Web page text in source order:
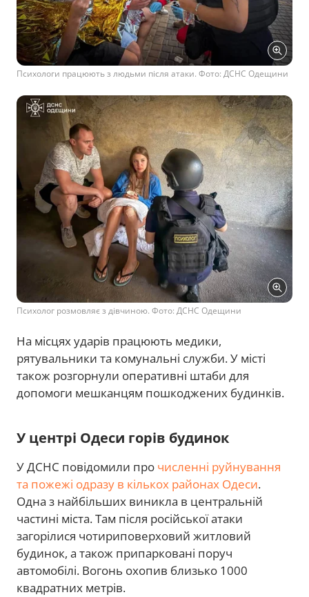
Психологи працюють з людьми після атаки. Фото: ДСНС Одещини
Психолог розмовляє з дівчиною. Фото: ДСНС Одещини
На місцях ударів працюють медики,
рятувальники та комунальні служби. У місті
також розгорнули оперативні штаби для
допомоги мешканцям пошкоджених будинків.
У центрі Одеси горів будинок
У ДСНС повідомили про численні руйнування
та пожежі одразу в кількох районах Одеси.
Одна з найбільших виникла в центральній
частині міста. Там після російської атаки
загорілися чотириповерховий житловий
будинок, а також припарковані поруч
автомобілі. Вогонь охопив близько 1000
квадратних метрів.